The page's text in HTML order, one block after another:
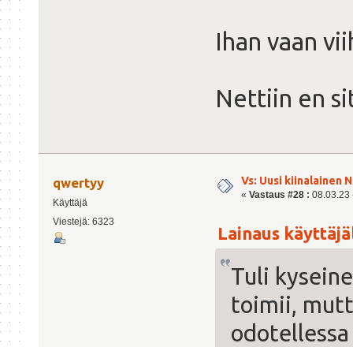
Ihan vaan
Nettiin en
qwertyy
Käyttäjä
Viestejä: 6323
Vs: Uusi kiinalainen
« Vastaus #28 : 08.03.23
Lainaus
Tuli
toimii,